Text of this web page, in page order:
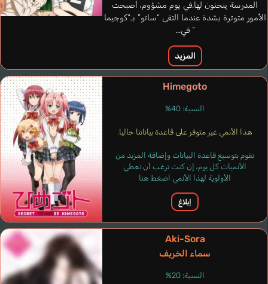
المدرسة ينحنون لها.في يوم مشؤوم، أصبحت
الأمور متوترة بشدة عندما التقى “ساتو” بـ“كوجيما
” في...
المزيد
Himegoto
النسبة: 40%
هذا الأنمي غير متوفر على قاعدة بياناتنا حاليا.
نقوم بتوسيع قاعدة البيانات وإضافة المزيد من
الأنميات كل يوم، إن كنت ترغب أن نعطي
الأولوية لهذا الأنمي اضغط هنا
إبلاغ
Aki-Sora
سماء الخريف
النسبة: 20%